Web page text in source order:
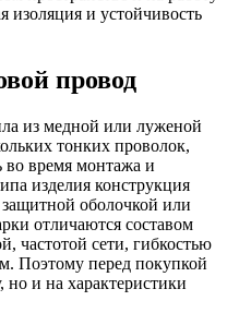
изоляция и устойчивость
провод
из медной или луженой
тонких проволок,
во время монтажа и
изделия конструкция
оболочкой или
отличаются составом
частотой сети, гибкостью
Поэтому перед покупкой
но и на характеристики